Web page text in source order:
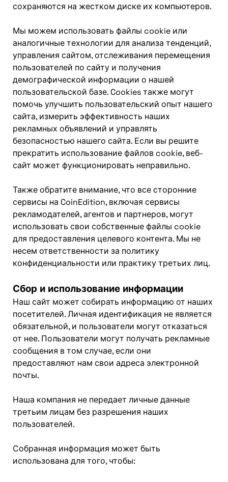
сохраняются на жестком диске их компьютеров.
Мы можем использовать файлы cookie или
аналогичные технологии для анализа тенденций,
управления сайтом, отслеживания перемещения
пользователей по сайту и получения
демографической информации о нашей
пользовательской базе. Cookies также могут
помочь улучшить пользовательский опыт нашего
сайта, измерить эффективность наших
рекламных объявлений и управлять
безопасностью нашего сайта. Если вы решите
прекратить использование файлов cookie, веб-
сайт может функционировать неправильно.
Также обратите внимание, что все сторонние
сервисы на CoinEdition, включая сервисы
рекламодателей, агентов и партнеров, могут
использовать свои собственные файлы cookie
для предоставления целевого контента. Мы не
несем ответственности за политику
конфиденциальности или практику третьих лиц.
Сбор и использование информации
Наш сайт может собирать информацию от наших
посетителей. Личная идентификация не является
обязательной, и пользователи могут отказаться
от нее. Пользователи могут получать рекламные
сообщения в том случае, если они
предоставляют нам свои адреса электронной
почты.
Наша компания не передает личные данные
третьим лицам без разрешения наших
пользователей.
Собранная информация может быть
использована для того, чтобы: